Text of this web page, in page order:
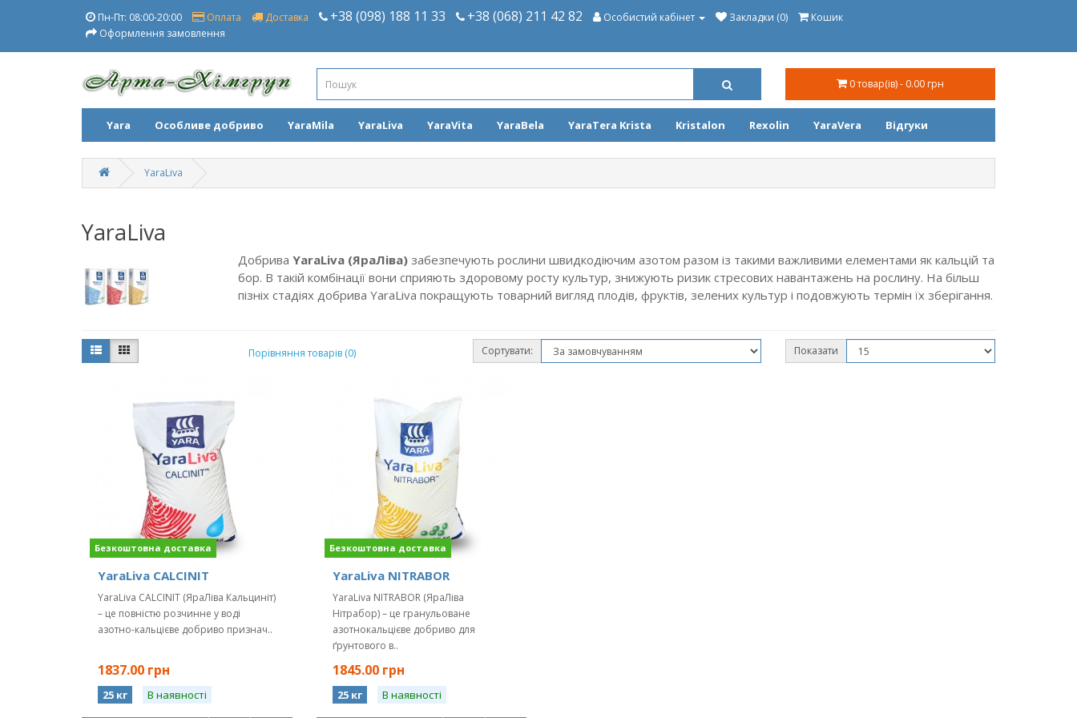
Пн-Пт: 08:00-20:00 Оплата Доставка +38 (098) 188 11 33 +38 (068) 211 42 82 Особистий кабінет Закладки (0)
Кошик
Оформлення замовлення
0 товар(ів) - 0.00 грн
Yara Особливе добриво YaraMila YaraLiva YaraVita YaraBela YaraTera Krista Kristalon Rexolin YaraVera Відгуки
YaraLiva
YaraLiva
Добрива YaraLiva (ЯраЛіва) забезпечують рослини швидкодіючим азотом разом із такими важливими елементами як кальцій та
бор. В такій комбінації вони сприяють здоровому росту культур, знижують ризик стресових навантажень на рослину. На більш
пізніх стадіях добрива YaraLiva покращують товарний вигляд плодів, фруктів, зелених культур і подовжують термін їх зберігання.
Порівняння товарів (0) Сортувати: Показати
YaraLiva CALCINIT
YaraLiva CALCINIT (ЯраЛіва Кальциніт)
– це повністю розчинне у воді
азотно-кальцієве добриво признач..
1837.00 грн
25 кг В наявності
YaraLiva NITRABOR
YaraLiva NITRABOR (ЯраЛіва
Нітрабор) – це гранульоване
азотнокальцієве добриво для
ґрунтового в..
1845.00 грн
25 кг В наявності